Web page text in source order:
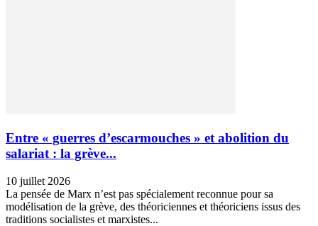
Entre « guerres d’escarmouches » et abolition du
salariat : la grève...
10 juillet 2026
La pensée de Marx n’est pas spécialement reconnue pour sa
modélisation de la grève, des théoriciennes et théoriciens issus des
traditions socialistes et marxistes...